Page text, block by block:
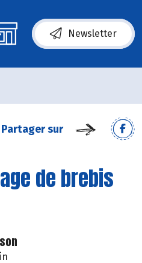
Newsletter
Partager sur
de brebis